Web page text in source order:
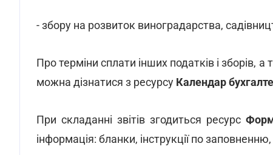
- збору на розвиток виноградарства,
Про терміни сплати інших податків і зборів,
можна дізнатися з ресурсу Календар
При складанні звітів згодиться ресурс
інформація: бланки, інструкції по